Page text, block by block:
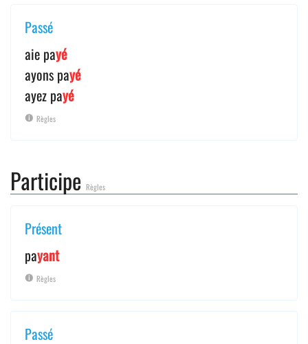
Passé
aie payé
ayons payé
ayez payé
Règles
Participe Règles
Présent
payant
Règles
Passé